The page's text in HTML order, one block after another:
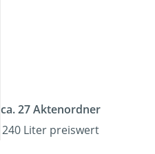
ca. 27 Aktenordner
240 Liter preiswert